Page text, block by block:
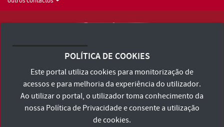
Consulte os Termos e Condições e Política de Privacidade
Declaração de Acessibilidade
POLÍTICA DE COOKIES
Este portal utiliza cookies para monitorização de
acessos e para melhoria da experiência do utilizador.
Ao utilizar o portal, o utilizador toma conhecimento da
nossa Política de Privacidadee consente a utilização
de cookies.